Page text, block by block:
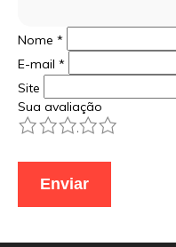
Nome *
E-mail *
Site
Sua avaliação
5
4
3
2